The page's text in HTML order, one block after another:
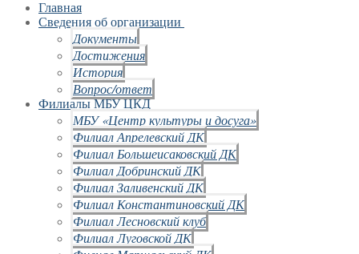
Главная
Сведения об организации
Документы
Достижения
История
Вопрос/ответ
Филиалы МБУ ЦКД
МБУ «Центр культуры и досуга»
Филиал Апрелевский ДК
Филиал Большеисаковский ДК
Филиал Добринский ДК
Филиал Заливенский ДК
Филиал Константиновский ДК
Филиал Лесновский клуб
Филиал Луговской ДК